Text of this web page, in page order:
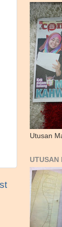
Utusan
UTUSAN